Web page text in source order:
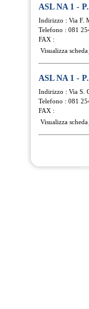
ASL NA 1 -
Indirizzo : Via F.
Telefono : 081
FAX :
Visualizza scheda
ASL NA 1 -
Indirizzo : Via S.
Telefono : 081
FAX :
Visualizza scheda